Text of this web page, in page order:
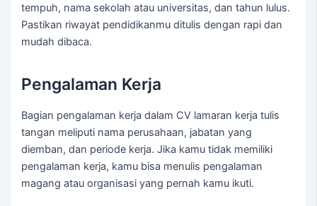
tempuh, nama sekolah atau universitas, dan tahun lulus.
Pastikan riwayat pendidikanmu ditulis dengan rapi dan
mudah dibaca.
Pengalaman Kerja
Bagian pengalaman kerja dalam CV lamaran kerja tulis
tangan meliputi nama perusahaan, jabatan yang
diemban, dan periode kerja. Jika kamu tidak memiliki
pengalaman kerja, kamu bisa menulis pengalaman
magang atau organisasi yang pernah kamu ikuti.